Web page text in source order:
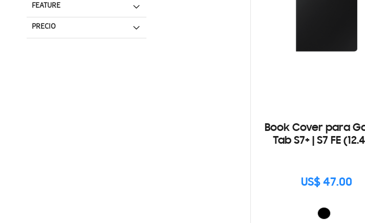
Book Cover para
Tab S7+ | S7 FE
US$ 47.00
FEATURE
PRECIO